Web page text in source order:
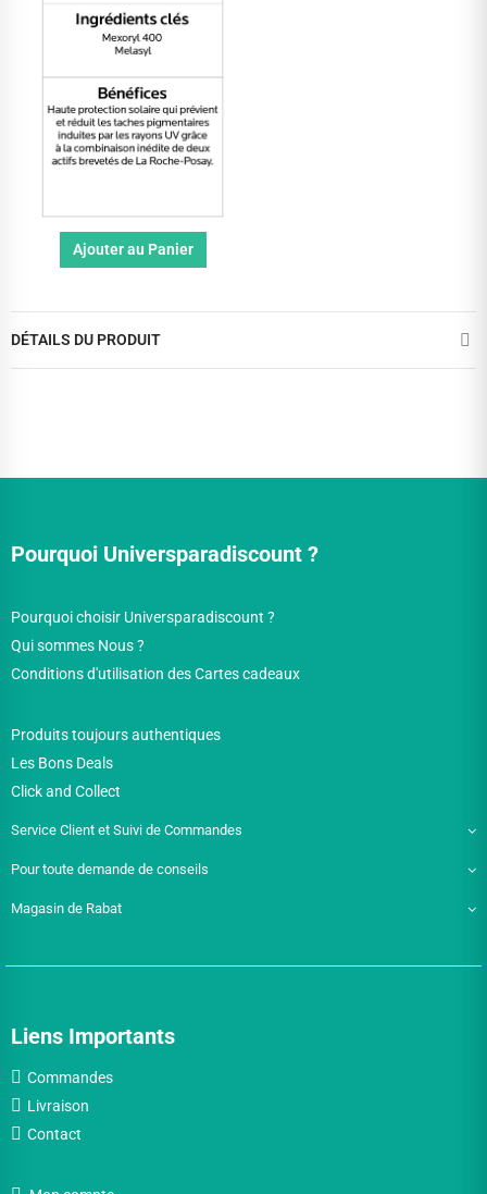
Ajouter au Panier
DÉTAILS DU PRODUIT
Pourquoi Universparadiscount ?
Pourquoi choisir Universparadiscount ?
Qui sommes Nous ?
Conditions d'utilisation des Cartes cadeaux
Produits toujours authentiques
Les Bons Deals
Click and Collect
Service Client et Suivi de Commandes
Pour toute demande de conseils
Magasin de Rabat
Liens Importants
Commandes
Livraison
Contact